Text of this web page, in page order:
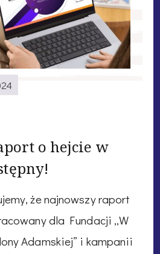
o hejcie w
że najnowszy raport
dla Fundacji „W
Adamskiej” i kampanii